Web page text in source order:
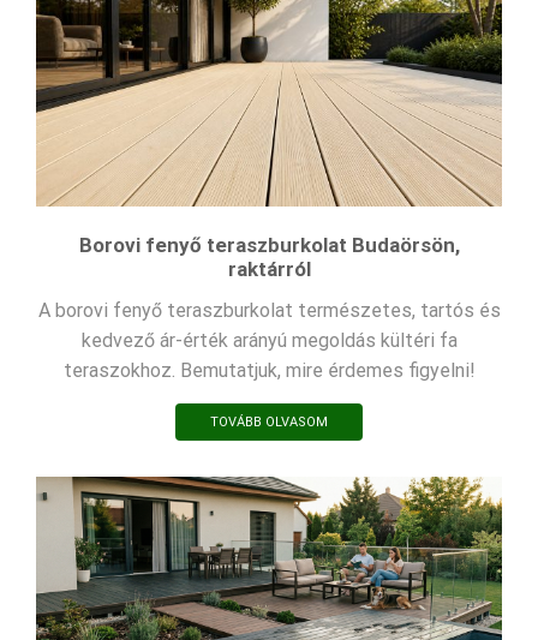
Borovi fenyő teraszburkolat Budaörsön,
raktárról
A borovi fenyő teraszburkolat természetes, tartós és
kedvező ár-érték arányú megoldás kültéri fa
teraszokhoz. Bemutatjuk, mire érdemes figyelni!
TOVÁBB OLVASOM